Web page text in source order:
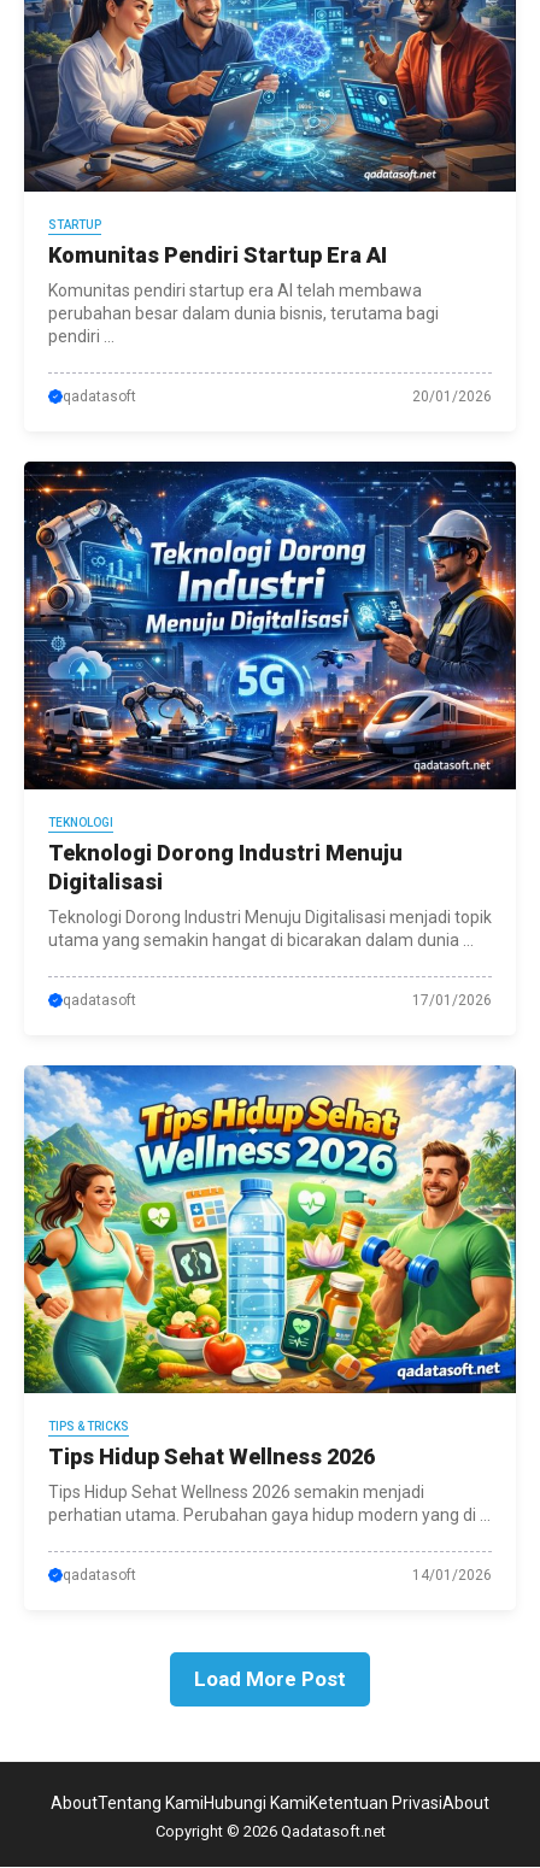
STARTUP
Komunitas Pendiri Startup Era AI
Komunitas pendiri startup era AI telah membawa
perubahan besar dalam dunia bisnis, terutama bagi
pendiri ...
qadatasoft 20/01/2026
TEKNOLOGI
Teknologi Dorong Industri Menuju
Digitalisasi
Teknologi Dorong Industri Menuju Digitalisasi menjadi topik
utama yang semakin hangat di bicarakan dalam dunia ...
qadatasoft 17/01/2026
TIPS & TRICKS
Tips Hidup Sehat Wellness 2026
Tips Hidup Sehat Wellness 2026 semakin menjadi
perhatian utama. Perubahan gaya hidup modern yang di ...
qadatasoft 14/01/2026
Load More Post
Copyright © 2026 Qadatasoft.net
AboutTentang KamiHubungi KamiKetentuan PrivasiAbout